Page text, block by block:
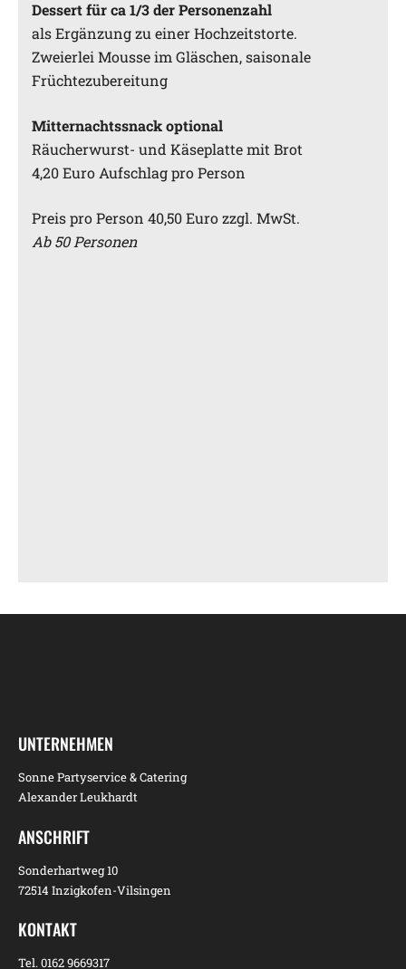
Dessert für ca 1/3 der Personenzahl
als Ergänzung zu einer Hochzeitstorte.
Zweierlei Mousse im Gläschen, saisonale
Früchtezubereitung
Mitternachtssnack optional
Räucherwurst- und Käseplatte mit Brot
4,20 Euro Aufschlag pro Person
Preis pro Person 40,50 Euro zzgl. MwSt.
Ab 50 Personen
UNTERNEHMEN
Sonne Partyservice & Catering
Alexander Leukhardt
ANSCHRIFT
Sonderhartweg 10
72514 Inzigkofen-Vilsingen
KONTAKT
Tel.0162 9669317